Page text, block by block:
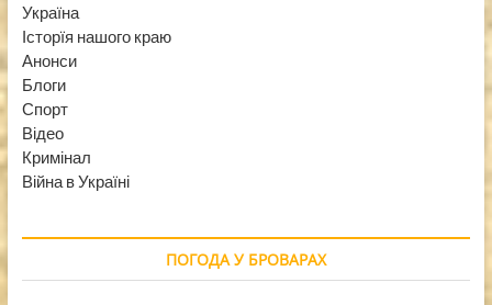
Україна
Історїя нашого краю
Анонси
Блоги
Спорт
Відео
Кримінал
Війна в Україні
ПОГОДА У БРОВАРАХ